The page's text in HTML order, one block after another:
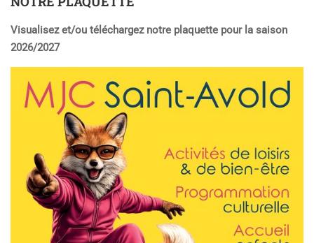
Visualisez et/ou téléchargez notre plaquette pour la saison
2026/2027